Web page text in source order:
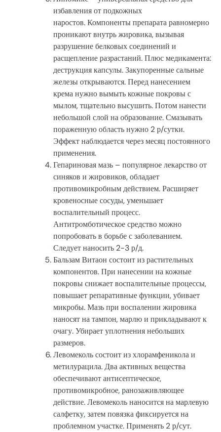
избавления от подкожных
наростов. Компоненты препарата равномерно
проникают внутрь жировика, вызывая
разрушение белковых соединений и
расщепление разрастаний. Плюс медикамента:
деструкция капсулы. Закупоренные сальные
железы открываются. Перед нанесением
крема нужно вымыть кожные покровы с
мылом, тщательно высушить. Потом нанести
небольшой слой на образование. Смазывать
пораженную область нужно 2 р/сутки.
Эффект наблюдается через месяц постоянного
применения.
Гепариновая мазь – популярное лекарство от
синяков и жировиков, обладает
противомикробным действием. Расширяет
кровеносные сосуды, уменьшает
воспалительный процесс.
Антитромботическое средство можно
попробовать в борьбе с заболеванием.
Следует наносить 2-3 р/д.
Бальзам Витаон состоит из растительных
компонентов. При нанесении на кожные
покровы снижает воспалительные процессы,
повышает репаративные функции, убивает
микробы. Мазь при воспалении жировика
наносят на тампон, марлю и прикладывают к
очагу. Убирает уплотнения небольших
размеров.
Левомеколь состоит из хлорамфеникола и
метилурацила. Два активных вещества
обеспечивают антисептическое,
противомикробное, ранозаживляющее
действие. Левомеколь наносится на марлевую
салфетку, затем повязка фиксируется на
проблемном участке. Применять 2 р/сут.